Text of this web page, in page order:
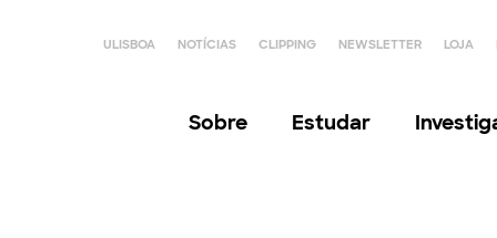
ULISBOA NOTÍCIAS CLIPPING NEWSLETTER LOJA
Sobre Estudar